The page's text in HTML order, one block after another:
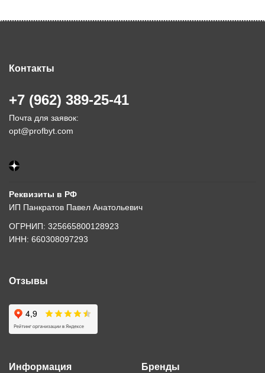
Контакты
+7 (962) 389-25-41
Почта для заявок:
opt@profbyt.com
Реквизиты в РФ
ИП Панкратов Павел Анатольевич
ОГРНИП: 325665800128923
ИНН: 660308097293
Отзывы
Информация Бренды